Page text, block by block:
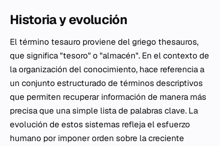
Historia y evolución
El término tesauro proviene del griego thesauros,
que significa "tesoro" o "almacén". En el contexto de
la organización del conocimiento, hace referencia a
un conjunto estructurado de términos descriptivos
que permiten recuperar información de manera más
precisa que una simple lista de palabras clave. La
evolución de estos sistemas refleja el esfuerzo
humano por imponer orden sobre la creciente